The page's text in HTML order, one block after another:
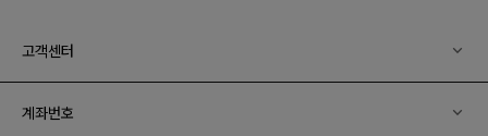
고객센터
계좌번호